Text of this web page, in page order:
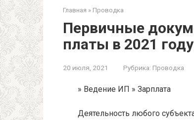
Главная » Проводка
Первичные
платы в 2021 году
20 июля, 2021 Рубрика: Проводка
» Ведение ИП » Зарплата
Деятельность любого